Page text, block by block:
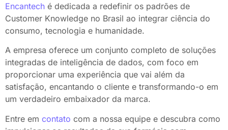
Encantech é dedicada a redefinir os padrões de
Customer Knowledge no Brasil ao integrar ciência do
consumo, tecnologia e humanidade.
A empresa oferece um conjunto completo de soluções
integradas de inteligência de dados, com foco em
proporcionar uma experiência que vai além da
satisfação, encantando o cliente e transformando-o em
um verdadeiro embaixador da marca.
Entre em contato com a nossa equipe e descubra como